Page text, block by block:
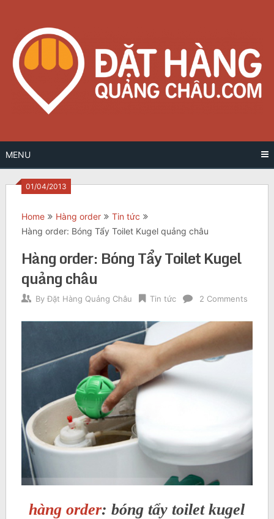
content
MENU
01/04/2013
Home Hàng order
Tin tức
Hàng order: Bóng Tẩy Toilet Kugel quảng châu
Hàng order: Bóng Tẩy Toilet Kugel
quảng châu
By Đặt Hàng Quảng Châu Tin tức 2 Comments
hàng order: bóng tẩy toilet kugel